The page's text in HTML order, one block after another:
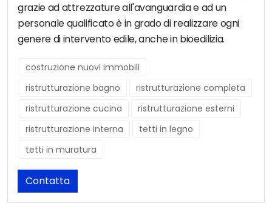
grazie ad attrezzature all'avanguardia e ad un
personale qualificato è in grado di realizzare ogni
genere di intervento edile, anche in bioedilizia.
costruzione nuovi immobili
ristrutturazione bagno
ristrutturazione completa
ristrutturazione cucina
ristrutturazione esterni
ristrutturazione interna
tetti in legno
tetti in muratura
Contatta